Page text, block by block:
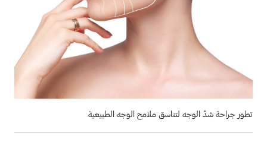
تطور جراحة شدّ الوجه لتناسق ملامح الوجه الطبيعية